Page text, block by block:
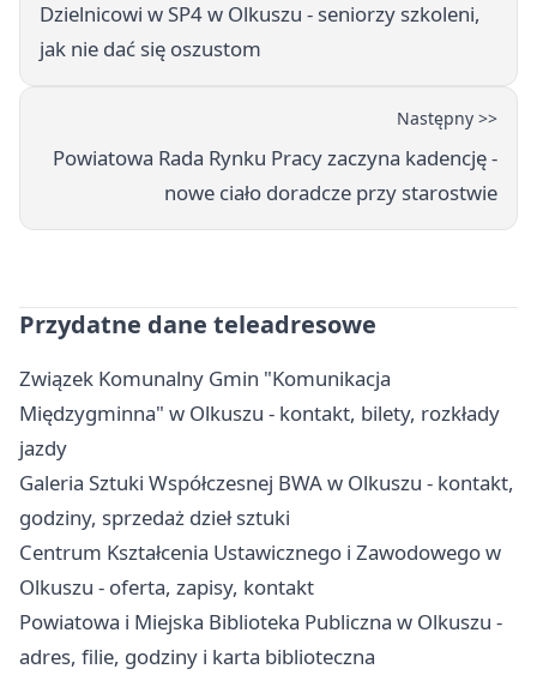
Dzielnicowi w SP4 w Olkuszu - seniorzy szkoleni,
jak nie dać się oszustom
Następny >>
Powiatowa Rada Rynku Pracy zaczyna kadencję -
nowe ciało doradcze przy starostwie
Przydatne dane teleadresowe
Związek Komunalny Gmin "Komunikacja
Międzygminna" w Olkuszu - kontakt, bilety, rozkłady
jazdy
Galeria Sztuki Współczesnej BWA w Olkuszu - kontakt,
godziny, sprzedaż dzieł sztuki
Centrum Kształcenia Ustawicznego i Zawodowego w
Olkuszu - oferta, zapisy, kontakt
Powiatowa i Miejska Biblioteka Publiczna w Olkuszu -
adres, filie, godziny i karta biblioteczna